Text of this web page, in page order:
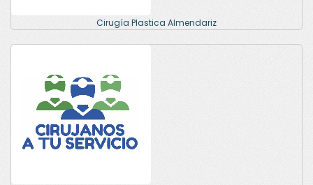
Cirugía Plastica Almendariz